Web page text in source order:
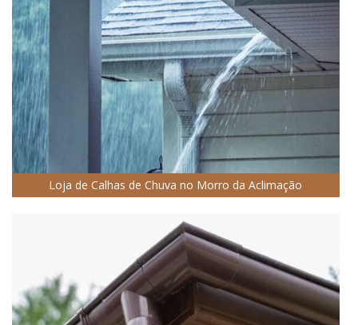
Loja de Calhas de Chuva no Morro da Aclimação